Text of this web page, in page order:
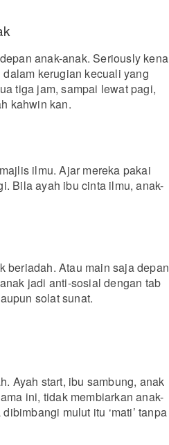
anak-anak. Seriously kena
kerugian kecuali yang
tiga jam, sampai lewat pagi,
kahwin kan.
ilmu. Ajar mereka pakai
Bila ayah ibu cinta ilmu, anak-
beriadah. Atau main saja depan
jadi anti-sosial dengan tab
solat sunat.
Ayah start, ibu sambung, anak
ini, tidak membiarkan anak-
mulut itu ‘mati’ tanpa